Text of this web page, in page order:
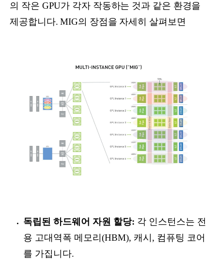
의 작은 GPU가 각자 작동하는 것과 같은 환경을
제공합니다. MIG의 장점을 자세히 살펴보면
독립된 하드웨어 자원 할당: 각 인스턴스는 전
용 고대역폭 메모리(HBM), 캐시, 컴퓨팅 코어
를 가집니다.